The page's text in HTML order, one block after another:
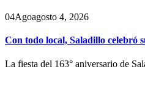
04Agoagosto 4, 2026
Con todo local, Saladillo celebró
La fiesta del 163° aniversario de